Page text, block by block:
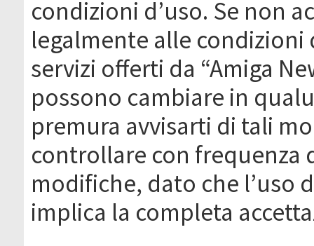
condizioni d’uso. Se non
legalmente alle condizioni
servizi offerti da “Amiga
possono cambiare in
premura avvisarti di tali
controllare con frequenza
modifiche, dato che l’uso
implica la completa